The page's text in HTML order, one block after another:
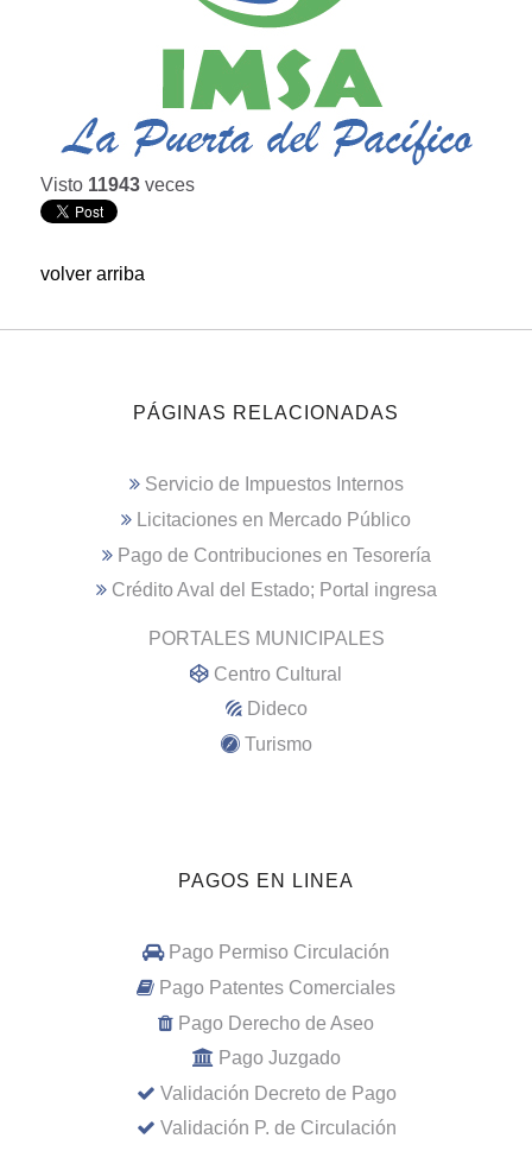
Visto 11943 veces
volver arriba
PÁGINAS RELACIONADAS
Servicio de Impuestos Internos
Licitaciones en Mercado Público
Pago de Contribuciones en Tesorería
Crédito Aval del Estado; Portal ingresa
PORTALES MUNICIPALES
Centro Cultural
Dideco
Turismo
PAGOS EN LINEA
Pago Permiso Circulación
Pago Patentes Comerciales
Pago Derecho de Aseo
Pago Juzgado
Validación Decreto de Pago
Validación P. de Circulación